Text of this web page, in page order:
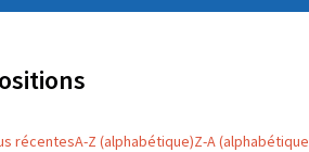
récentesA-Z (alphabétique)Z-A